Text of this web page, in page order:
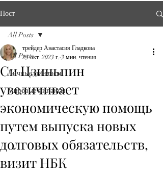
Пост
All Posts
Личные финансы
Мировые финансы
All Posts
Си Цзиньпин
увеличивает
экономическую помощь
путем выпуска новых
долговых обязательств,
визит НБК
трейдер Анастасия Гладкова
25 окт. 2023 г. 3 мин. чтения